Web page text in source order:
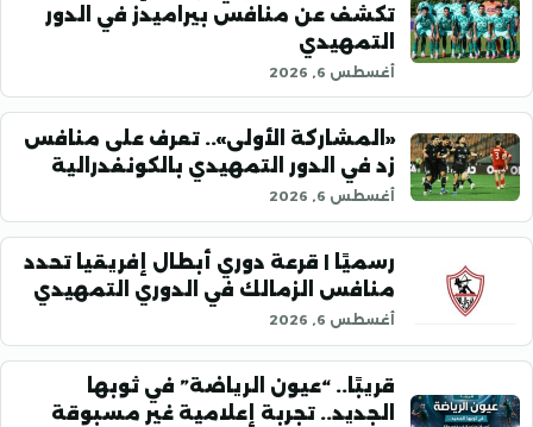
تكشف عن منافس بيراميدز في الدور
التمهيدي
أغسطس 6, 2026
«المشاركة الأولى».. تعرف على منافس
زد في الدور التمهيدي بالكونفدرالية
أغسطس 6, 2026
رسميًا | قرعة دوري أبطال إفريقيا تحدد
منافس الزمالك في الدوري التمهيدي
أغسطس 6, 2026
قريبًا.. “عيون الرياضة” في ثوبها
الجديد.. تجربة إعلامية غير مسبوقة